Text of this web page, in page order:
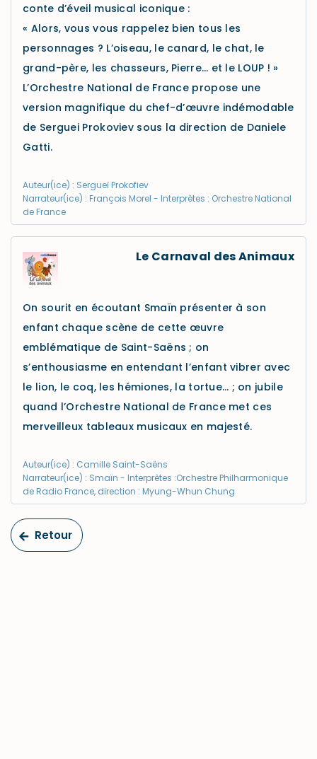
conte d’éveil musical iconique :
« Alors, vous vous rappelez bien tous les
personnages ? L’oiseau, le canard, le chat, le
grand-père, les chasseurs, Pierre… et le LOUP ! »
L’Orchestre National de France propose une
version magnifique du chef-d’œuvre indémodable
de Serguei Prokoviev sous la direction de Daniele
Gatti.
Auteur(ice) : Sergueï Prokofiev
Narrateur(ice) : François Morel - Interprètes : Orchestre National
de France
Le Carnaval des Animaux
On sourit en écoutant Smaïn présenter à son
enfant chaque scène de cette œuvre
emblématique de Saint-Saëns ; on
s’enthousiasme en entendant l’enfant vibrer avec
le lion, le coq, les hémiones, la tortue… ; on jubile
quand l’Orchestre National de France met ces
merveilleux tableaux musicaux en majesté.
Auteur(ice) : Camille Saint-Saëns
Narrateur(ice) : Smaïn - Interprètes :Orchestre Philharmonique
de Radio France, direction : Myung-Whun Chung
Retour